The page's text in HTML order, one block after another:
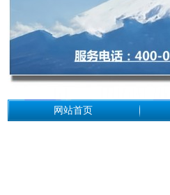
网站首页